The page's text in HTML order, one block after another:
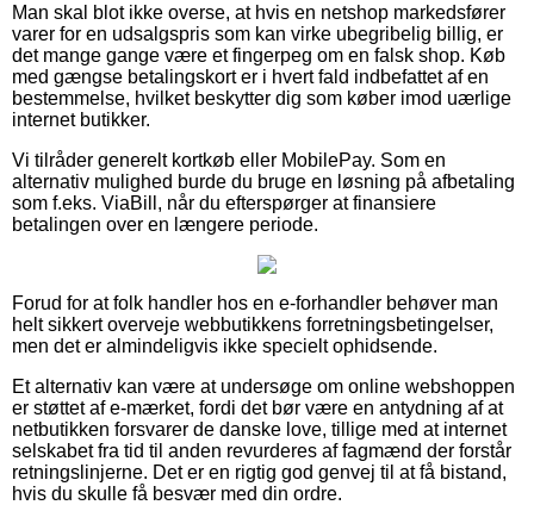
Man skal blot ikke overse, at hvis en netshop markedsfører
varer for en udsalgspris som kan virke ubegribelig billig, er
det mange gange være et fingerpeg om en falsk shop. Køb
med gængse betalingskort er i hvert fald indbefattet af en
bestemmelse, hvilket beskytter dig som køber imod uærlige
internet butikker.
Vi tilråder generelt kortkøb eller MobilePay. Som en
alternativ mulighed burde du bruge en løsning på afbetaling
som f.eks. ViaBill, når du efterspørger at finansiere
betalingen over en længere periode.
Forud for at folk handler hos en e-forhandler behøver man
helt sikkert overveje webbutikkens forretningsbetingelser,
men det er almindeligvis ikke specielt ophidsende.
Et alternativ kan være at undersøge om online webshoppen
er støttet af e-mærket, fordi det bør være en antydning af at
netbutikken forsvarer de danske love, tillige med at internet
selskabet fra tid til anden revurderes af fagmænd der forstår
retningslinjerne. Det er en rigtig god genvej til at få bistand,
hvis du skulle få besvær med din ordre.